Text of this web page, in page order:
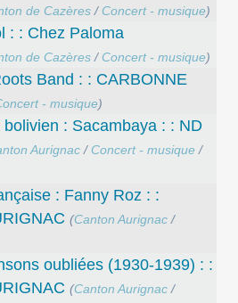
de Cazères/ Concert - musique)
: : Chez Paloma
de Cazères/ Concert - musique)
Band : : CARBONNE
- musique)
: Sacambaya : : ND
Aurignac/ Concert - musique/
: Fanny Roz : :
(Canton Aurignac/
oubliées (1930-1939) : :
(Canton Aurignac/